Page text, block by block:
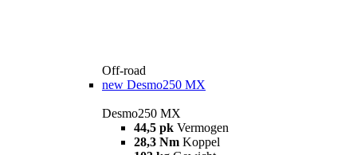
Off-road
new Desmo250 MX
Desmo250 MX
44,5 pk Vermogen
28,3 Nm Koppel